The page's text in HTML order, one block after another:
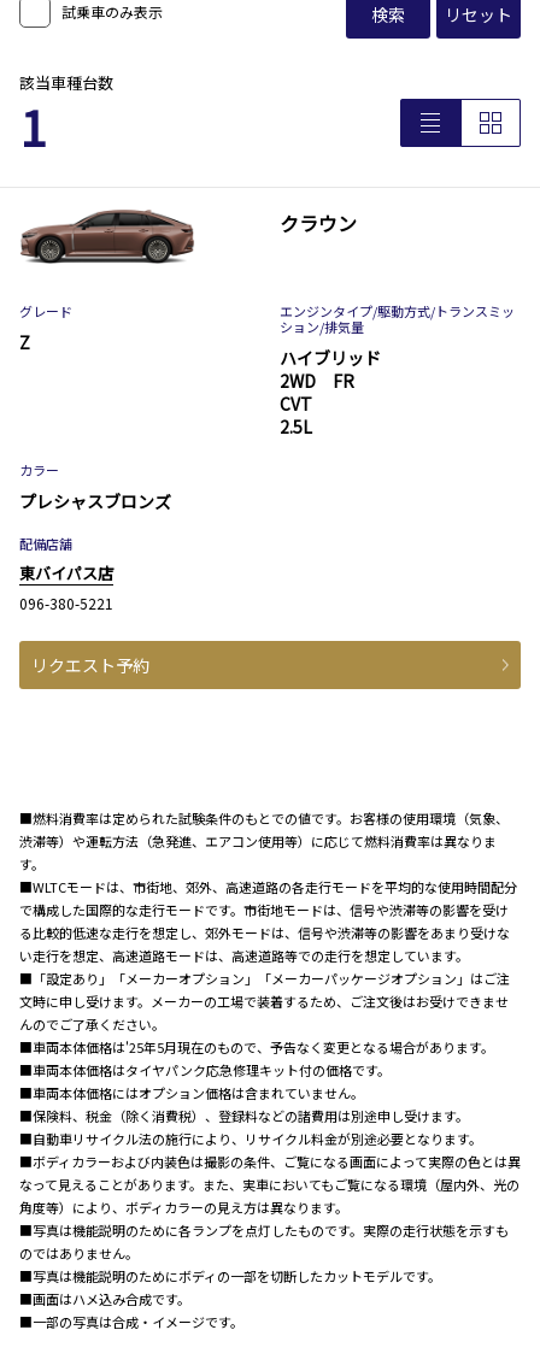
試乗車のみ表示 検索 リセット
該当車種台数
1
クラウン
グレード
Z
エンジンタイプ/駆動方式/トランスミッ
ション/排気量
ハイブリッド
2WD FR
CVT
2.5L
カラー
プレシャスブロンズ
配備店舗
東バイパス店
096-380-5221
リクエスト予約
■燃料消費率は定められた試験条件のもとでの値です。お客様の使用環境（気象、
渋滞等）や運転方法（急発進、エアコン使用等）に応じて燃料消費率は異なりま
す。
■WLTCモードは、市街地、郊外、高速道路の各走行モードを平均的な使用時間配分
で構成した国際的な走行モードです。市街地モードは、信号や渋滞等の影響を受け
る比較的低速な走行を想定し、郊外モードは、信号や渋滞等の影響をあまり受けな
い走行を想定、高速道路モードは、高速道路等での走行を想定しています。
■「設定あり」「メーカーオプション」「メーカーパッケージオプション」はご注
文時に申し受けます。メーカーの工場で装着するため、ご注文後はお受けできませ
んのでご了承ください。
■車両本体価格は'25年5月現在のもので、予告なく変更となる場合があります。
■車両本体価格はタイヤパンク応急修理キット付の価格です。
■車両本体価格にはオプション価格は含まれていません。
■保険料、税金（除く消費税）、登録料などの諸費用は別途申し受けます。
■自動車リサイクル法の施行により、リサイクル料金が別途必要となります。
■ボディカラーおよび内装色は撮影の条件、ご覧になる画面によって実際の色とは異
なって見えることがあります。また、実車においてもご覧になる環境（屋内外、光の
角度等）により、ボディカラーの見え方は異なります。
■写真は機能説明のために各ランプを点灯したものです。実際の走行状態を示すも
のではありません。
■写真は機能説明のためにボディの一部を切断したカットモデルです。
■画面はハメ込み合成です。
■一部の写真は合成・イメージです。